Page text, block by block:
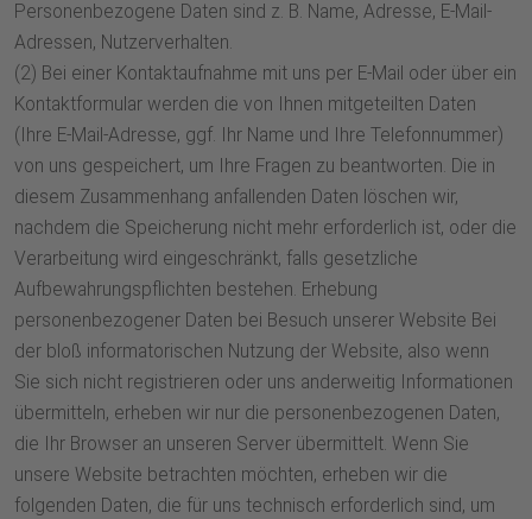
Personenbezogene Daten sind z. B. Name, Adresse, E-Mail-
Adressen, Nutzerverhalten.
(2) Bei einer Kontaktaufnahme mit uns per E-Mail oder über ein
Kontaktformular werden die von Ihnen mitgeteilten Daten
(Ihre E-Mail-Adresse, ggf. Ihr Name und Ihre Telefonnummer)
von uns gespeichert, um Ihre Fragen zu beantworten. Die in
diesem Zusammenhang anfallenden Daten löschen wir,
nachdem die Speicherung nicht mehr erforderlich ist, oder die
Verarbeitung wird eingeschränkt, falls gesetzliche
Aufbewahrungspflichten bestehen. Erhebung
personenbezogener Daten bei Besuch unserer Website Bei
der bloß informatorischen Nutzung der Website, also wenn
Sie sich nicht registrieren oder uns anderweitig Informationen
übermitteln, erheben wir nur die personenbezogenen Daten,
die Ihr Browser an unseren Server übermittelt. Wenn Sie
unsere Website betrachten möchten, erheben wir die
folgenden Daten, die für uns technisch erforderlich sind, um